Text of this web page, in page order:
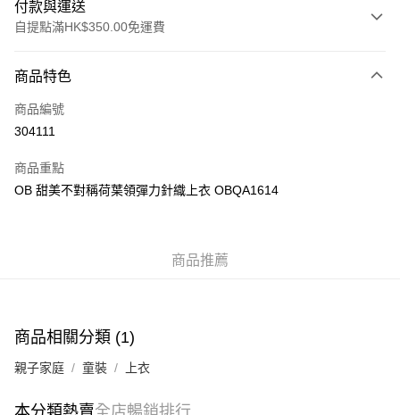
付款與運送
自提點滿HK$350.00免運費
信用卡
Apple Pay
PayMe
付款後順豐站及營業點
每筆HK$40.00，滿HK$350.00或以上免運費
付款後順豐合作便利店
商品特色
商品編號
304111
商品重點
OB 甜美不對稱荷葉領彈力針織上衣 OBQA1614
商品推薦
商品相關分類 (1)
親子家庭 童裝 上衣
本分類熱賣全店暢銷排行